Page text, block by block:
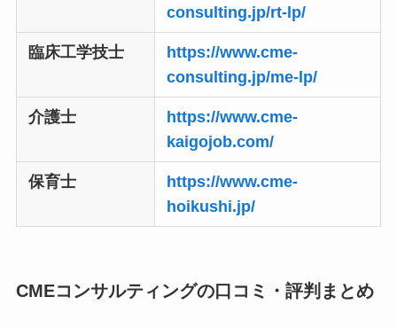
consulting.jp/rt-lp/
臨床工学技士
https://www.cme-
consulting.jp/me-lp/
介護士
https://www.cme-
kaigojob.com/
保育士
https://www.cme-
hoikushi.jp/
CMEコンサルティングの口コミ・評判まとめ